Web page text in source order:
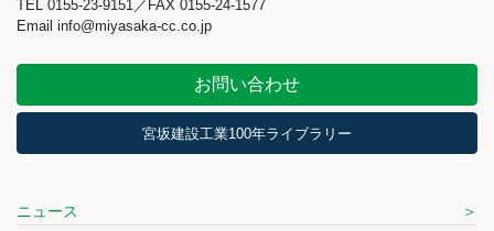
TEL 0155-23-9151／FAX 0155-24-1577
Email info@miyasaka-cc.co.jp
お問い合わせ
宮坂建設工業100年ライブラリー
ニュース